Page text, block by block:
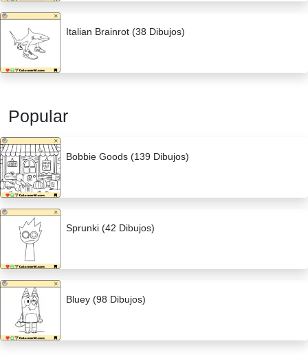
Italian Brainrot (38 Dibujos)
Popular
Bobbie Goods (139 Dibujos)
Sprunki (42 Dibujos)
Bluey (98 Dibujos)